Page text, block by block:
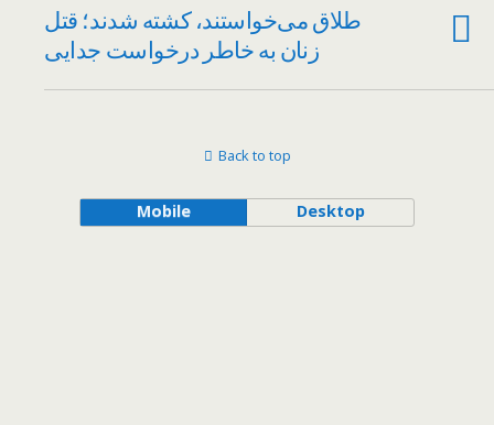
طلاق می‌خواستند، کشته شدند؛ قتل
زنان به خاطر درخواست جدایی
Back to top
Mobile Desktop